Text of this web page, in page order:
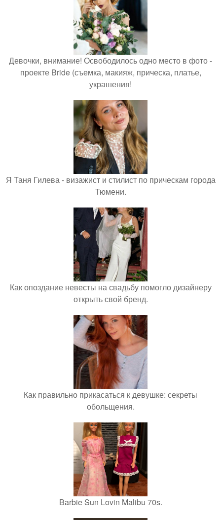
Девочки, внимание! Освободилось одно место в фото -
проекте Bride (съемка, макияж, прическа, платье,
украшения!
Я Таня Гилева - визажист и стилист по прическам города
Тюмени.
Как опоздание невесты на свадьбу помогло дизайнеру
открыть свой бренд.
Как правильно прикасаться к девушке: секреты
обольщения.
Barbie Sun Lovin Malibu 70s.